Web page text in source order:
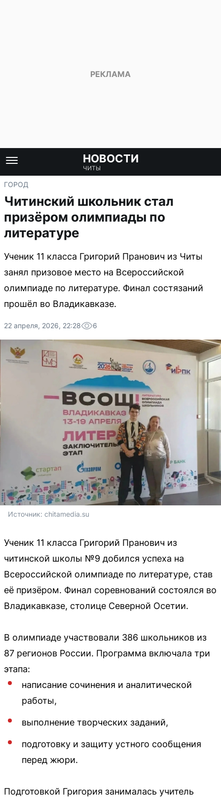
НОВОСТИ
ЧИТЫ
ГОРОД
Читинский школьник стал
призёром олимпиады по
литературе
Ученик 11 класса Григорий Пранович из Читы
занял призовое место на Всероссийской
олимпиаде по литературе. Финал состязаний
прошёл во Владикавказе.
22 апреля, 2026, 22:28 6
Источник: chitamedia.su
Ученик 11 класса Григорий Пранович из
читинской школы №9 добился успеха на
Всероссийской олимпиаде по литературе, став
её призёром. Финал соревнований состоялся во
Владикавказе, столице Северной Осетии.
В олимпиаде участвовали 386 школьников из
87 регионов России. Программа включала три
этапа:
написание сочинения и аналитической
работы,
выполнение творческих заданий,
подготовку и защиту устного сообщения
перед жюри.
Подготовкой Григория занималась учитель